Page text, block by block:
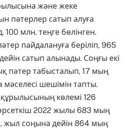
және жеке
пәтерлер сатып алуға
млн. теңге бөлінген.
пайдалануға беріліп, 965
сатып алынады. Соңғы екі
пәтер табысталып, 17 мың
шешімін тапты.
көлемі 126
2022 жылы 683 мың
жыл соңына дейін 864 мың